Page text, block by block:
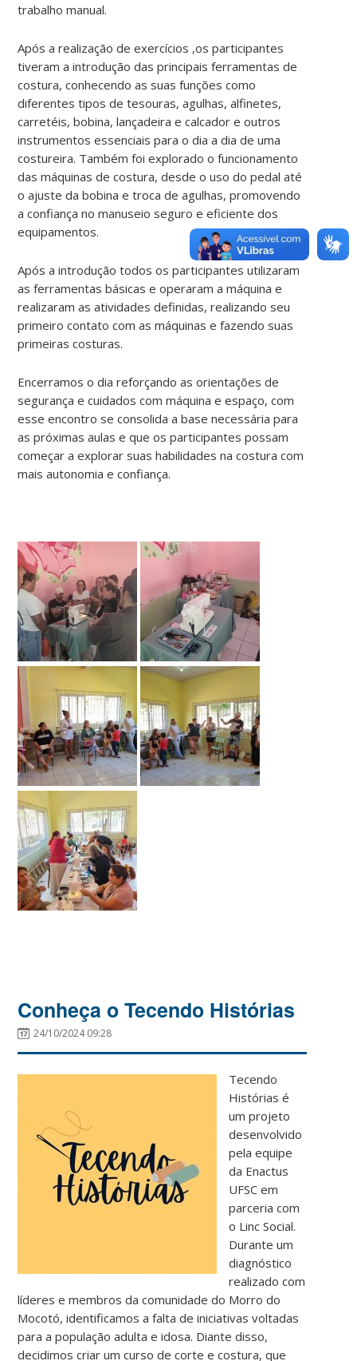
trabalho manual.
Após a realização de exercícios ,os participantes
tiveram a introdução das principais ferramentas de
costura, conhecendo as suas funções como
diferentes tipos de tesouras, agulhas, alfinetes,
carretéis, bobina, lançadeira e calcador e outros
instrumentos essenciais para o dia a dia de uma
costureira. Também foi explorado o funcionamento
das máquinas de costura, desde o uso do pedal até
o ajuste da bobina e troca de agulhas, promovendo
a confiança no manuseio seguro e eficiente dos
equipamentos.
Após a introdução todos os participantes utilizaram
as ferramentas básicas e operaram a máquina e
realizaram as atividades definidas, realizando seu
primeiro contato com as máquinas e fazendo suas
primeiras costuras.
Encerramos o dia reforçando as orientações de
segurança e cuidados com máquina e espaço, com
esse encontro se consolida a base necessária para
as próximas aulas e que os participantes possam
começar a explorar suas habilidades na costura com
mais autonomia e confiança.
Conheça o Tecendo Histórias
24/10/2024 09:28
Tecendo
Histórias é
um projeto
desenvolvido
pela equipe
da Enactus
UFSC em
parceria com
o Linc Social.
Durante um
diagnóstico
realizado com
líderes e membros da comunidade do Morro do
Mocotó, identificamosa falta de iniciativas voltadas
para a população adulta e idosa. Diante disso,
decidimos criar um curso de corte e costura, que